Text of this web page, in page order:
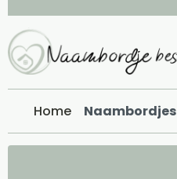
Home Naambordjes